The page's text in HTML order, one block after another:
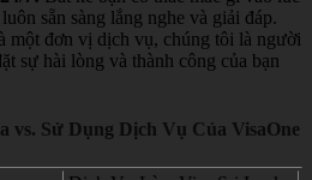
sẵn sàng lắng nghe và giải đáp.
một đơn vị dịch vụ, chúng tôi là người
sự hài lòng và thành công của bạn
vs. Sử Dụng Dịch Vụ Của VisaOne